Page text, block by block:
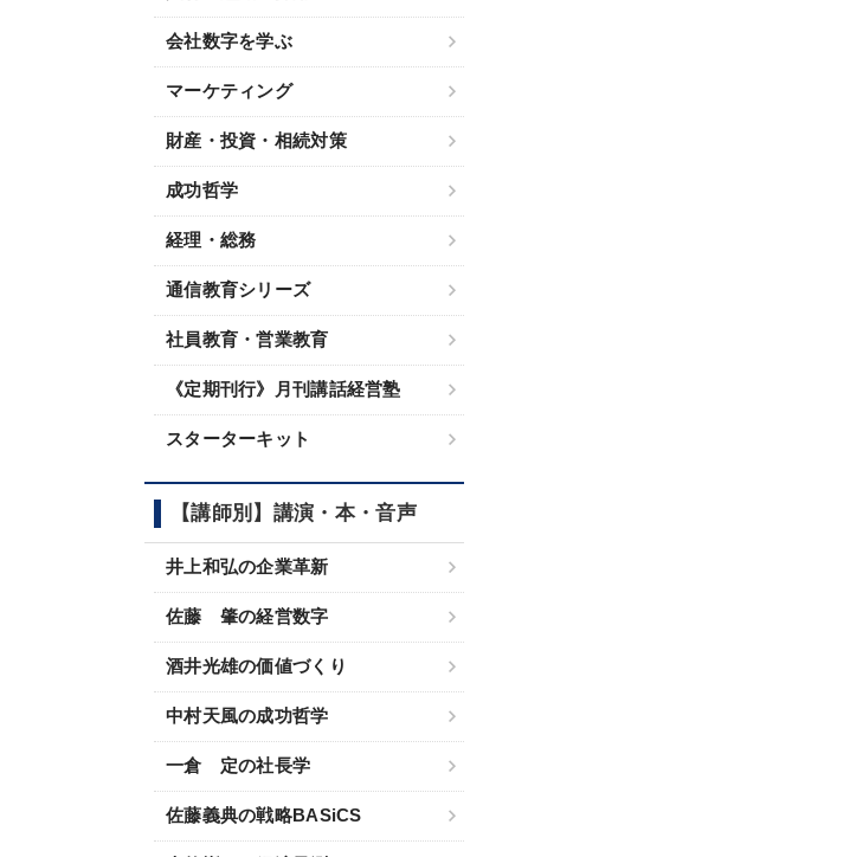
会社数字を学ぶ
マーケティング
財産・投資・相続対策
成功哲学
経理・総務
通信教育シリーズ
社員教育・営業教育
《定期刊行》月刊講話経営塾
スターターキット
【講師別】講演・本・音声
井上和弘の企業革新
佐藤 肇の経営数字
酒井光雄の価値づくり
中村天風の成功哲学
一倉 定の社長学
佐藤義典の戦略BASiCS